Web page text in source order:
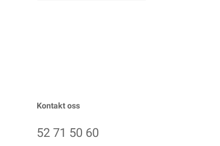
Kontakt oss
52 71 50 60